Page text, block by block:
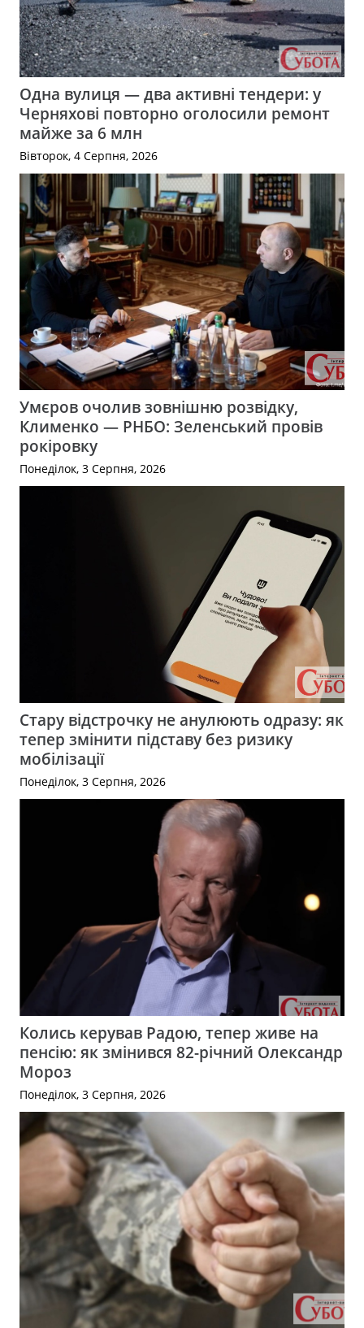
Одна вулиця — два активні тендери: у
Черняхові повторно оголосили ремонт
майже за 6 млн
Вівторок, 4 Серпня, 2026
Умєров очолив зовнішню розвідку,
Клименко — РНБО: Зеленський провів
рокіровку
Понеділок, 3 Серпня, 2026
Стару відстрочку не анулюють одразу: як
тепер змінити підставу без ризику
мобілізації
Понеділок, 3 Серпня, 2026
Колись керував Радою, тепер живе на
пенсію: як змінився 82-річний Олександр
Мороз
Понеділок, 3 Серпня, 2026